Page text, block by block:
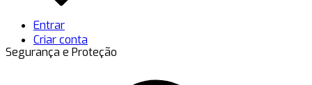
Segurança e Proteção
Entrar
Criar conta